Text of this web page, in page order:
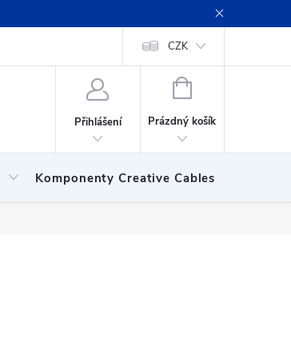
Podmínky ochrany
CZK
Přihlášení
NÁKUPNÍ
Prázdný košík
Komponenty Creative Cables